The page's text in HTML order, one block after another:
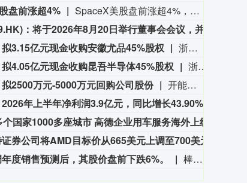
-19.58 -0.55% 基金指数
盘前涨超4%
SpaceX美股盘前涨超4%，现报112.68美元。
3.15亿元现金收购安徽尤品45%股权
浙江求眉公告称，公司拟以现金方式受让南京尤品科技等股东持有的安徽尤品45%股权，交易作价不高于3.15亿元。交易完成后，公司将取得安徽尤品控制权。收购款分五期支付，若业绩不达标，公司有权要求回购股权。此外，南京尤品科技将6%表决权委托给公司。协议还对业绩承诺、尽职调查、排他期等事项作出约定。协议需经双方董事会、股东会审议通过后生效。
4.05亿元现金收购昆吾半导体45%股权
浙边完层公告称，公司拟以现金方式受让锟罡（江西）科技等三家公司持有的昆吾半导体科技（江西）有限公司45%股权，交易作价不高于4.05亿元。交易完成后，公司将取得标的公司控制权。转让款分五期支付，业绩承诺方需对2026 - 2028年净利润作出承诺，若未达业绩要求，需进行补偿或回购股权。本意向协议需经双方董事会/股东会审议通过后生效。
2500万元-5000万元回购公司股份
开能健康8月6日公告，拟以集中竞价交易方式回购公司股份，回购总金额不低于2500万元且不超过5000万元。回购价格不超过6.5元/股。回购股份将用于股权激励或员工持股计划。回购期限为自董事会审议通过回购股份方案之日起6个月内。
年上半年净利润3.9亿元，同比增长43.90%
度销售预测后，其股价盘前下跌6%。 棒约翰下调年度销售预测后，其股价盘前下跌6%。